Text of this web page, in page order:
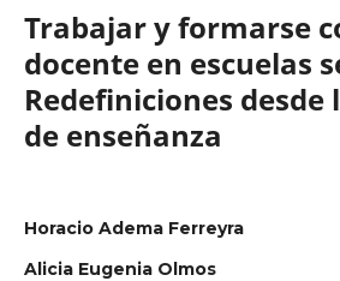
Trabajar y formarse
docente en escuelas
Redefiniciones desde
de enseñanza
Horacio Adema Ferreyra
Alicia Eugenia Olmos